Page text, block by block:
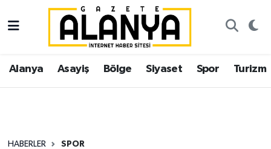
Alanya Asayiş Bölge Siyaset Spor Turizm
HABERLER SPOR
Alanya
Asayiş
Siyaset
İstanbul Nöbetçi Eczaneler
İstanbul Hava Durumu
Süper Lig Puan Durumu ve Fikstür